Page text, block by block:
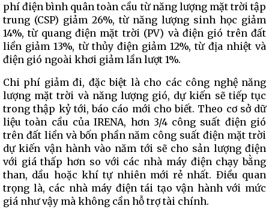
phí điện bình quân toàn cầu từ năng lượng mặt trời tập
trung (CSP) giảm 26%, từ năng lượng sinh học giảm
14%, từ quang điện mặt trời (PV) và điện gió trên đất
liền giảm 13%, từ thủy điện giảm 12%, từ địa nhiệt và
điện gió ngoài khơi giảm lần lượt 1%.
Chi phí giảm đi, đặc biệt là cho các công nghệ năng
lượng mặt trời và năng lượng gió, dự kiến sẽ tiếp tục
trong thập kỷ tới, báo cáo mới cho biết. Theo cơ sở dữ
liệu toàn cầu của IRENA, hơn 3/4 công suất điện gió
trên đất liền và bốn phần năm công suất điện mặt trời
dự kiến vận hành vào năm tới sẽ cho sản lượng điện
với giá thấp hơn so với các nhà máy điện chạy bằng
than, dầu hoặc khí tự nhiên mới rẻ nhất. Điều quan
trọng là, các nhà máy điện tái tạo vận hành với mức
giá như vậy mà không cần hỗ trợ tài chính.